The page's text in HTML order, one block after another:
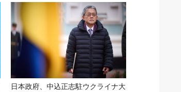
日本政府、中込正志駐ウクライナ大